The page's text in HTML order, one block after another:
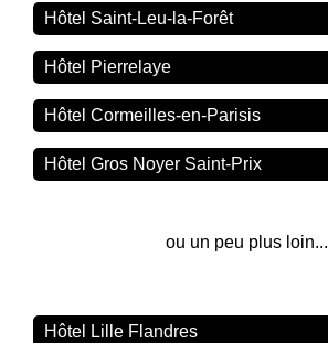
Hôtel Saint-Leu-la-Forêt
Hôtel Pierrelaye
Hôtel Cormeilles-en-Parisis
Hôtel Gros Noyer Saint-Prix
ou un peu plus loin...
Hôtel Lille Flandres